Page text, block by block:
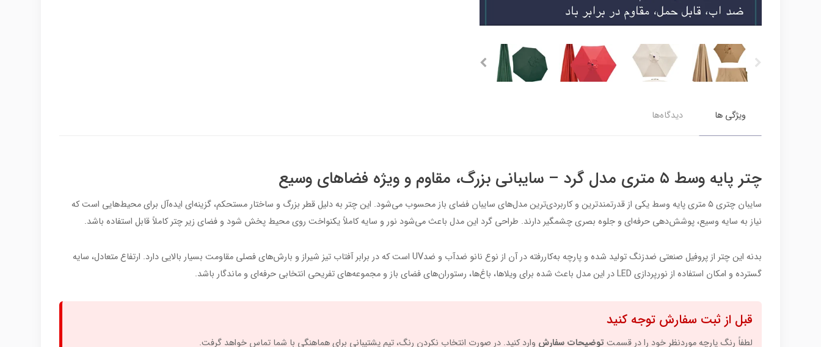
ویژگی ها دیدگاه‌ها
چتر پایه وسط ۵ متری مدل گرد – سایبانی بزرگ، مقاوم و ویژه فضاهای وسیع
سایبان چتری ۵ متری پایه وسط یکی از قدرتمندترین و کاربردی‌ترین مدل‌های سایبان فضای باز محسوب می‌شود. این چتر به دلیل قطر بزرگ و ساختار مستحکم، گزینه‌ای ایده‌آل برای محیط‌هایی است که
نیاز به سایه وسیع، پوشش‌دهی حرفه‌ای و جلوه بصری چشمگیر دارند. طراحی گرد این مدل باعث می‌شود نور و سایه کاملاً یکنواخت روی محیط پخش شود و فضای زیر چتر کاملاً قابل استفاده باشد.
بدنه این چتر از پروفیل صنعتی ضدزنگ تولید شده و پارچه به‌کاررفته در آن از نوع نانو ضدآب و ضدUV است که در برابر آفتاب تیز شیراز و بارش‌های فصلی مقاومت بسیار بالایی دارد. ارتفاع متعادل، سایه
گسترده و امکان استفاده از نورپردازی LED در این مدل باعث شده برای ویلاها، باغ‌ها، رستوران‌های فضای باز و مجموعه‌های تفریحی انتخابی حرفه‌ای و ماندگار باشد.
قبل از ثبت سفارش توجه کنید
لطفاً رنگ پارچه موردنظر خود را در قسمت توضیحات سفارش وارد کنید. در صورت انتخاب نکردن رنگ، تیم پشتیبانی برای هماهنگی با شما تماس خواهد گرفت.